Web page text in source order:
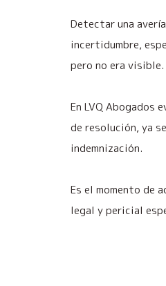
Detectar una
incertidumbre,
pero no era visible.
En LVQ Abogados
de resolución, ya
indemnización.
Es el momento de
legal y pericial